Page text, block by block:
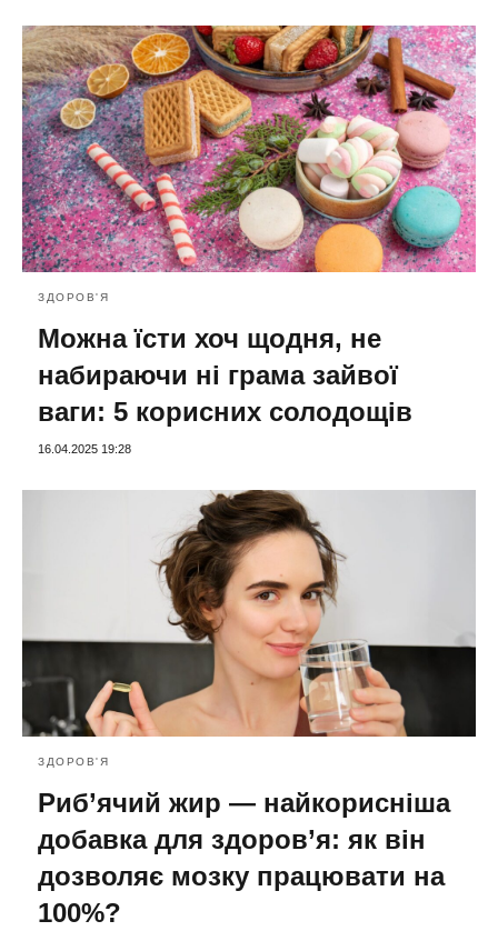
ЗДОРОВ'Я
Можна їсти хоч щодня, не
набираючи ні грама зайвої
ваги: 5 корисних солодощів
16.04.2025 19:28
ЗДОРОВ'Я
Риб’ячий жир — найкорисніша
добавка для здоров’я: як він
дозволяє мозку працювати на
100%?